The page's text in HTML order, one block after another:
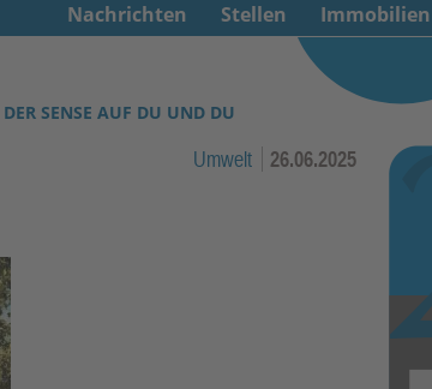
DER SENSE AUF DU UND DU
Umwelt 26.06.2025
Nachrichten Stellen Immobilien